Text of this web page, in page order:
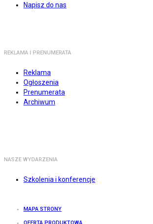
Napisz do nas
REKLAMA I PRENUMERATA
Reklama
Ogłoszenia
Prenumerata
Archiwum
NASZE WYDARZENIA
Szkolenia i konferencje
MAPA STRONY